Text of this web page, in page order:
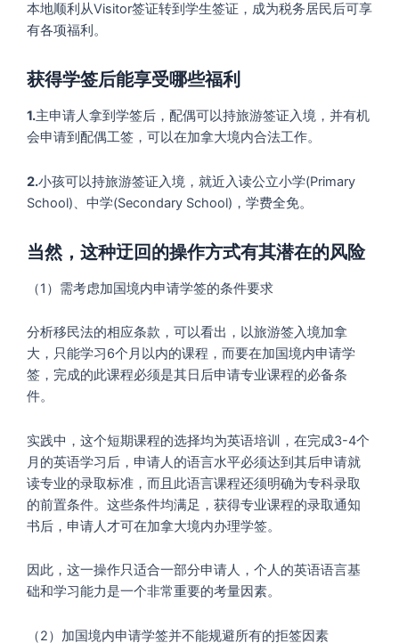
本地顺利从Visitor签证转到学生签证，成为税务居民后可享
有各项福利。
获得学签后能享受哪些福利
1.主申请人拿到学签后，配偶可以持旅游签证入境，并有机
会申请到配偶工签，可以在加拿大境内合法工作。
2.小孩可以持旅游签证入境，就近入读公立小学(Primary
School)、中学(Secondary School)，学费全免。
当然，这种迂回的操作方式有其潜在的风险
（1）需考虑加国境内申请学签的条件要求
分析移民法的相应条款，可以看出，以旅游签入境加拿
大，只能学习6个月以内的课程，而要在加国境内申请学
签，完成的此课程必须是其日后申请专业课程的必备条
件。
实践中，这个短期课程的选择均为英语培训，在完成3-4个
月的英语学习后，申请人的语言水平必须达到其后申请就
读专业的录取标准，而且此语言课程还须明确为专科录取
的前置条件。这些条件均满足，获得专业课程的录取通知
书后，申请人才可在加拿大境内办理学签。
因此，这一操作只适合一部分申请人，个人的英语语言基
础和学习能力是一个非常重要的考量因素。
（2）加国境内申请学签并不能规避所有的拒签因素